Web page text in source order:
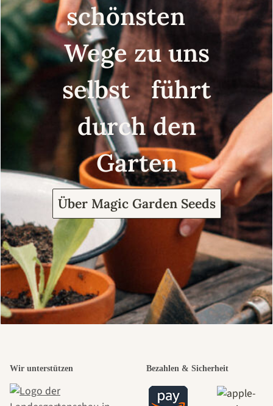
schönsten
Wege zu uns
selbst führt
durch den
Garten
Über Magic Garden Seeds
Wir unterstützen Bezahlen & Sicherheit